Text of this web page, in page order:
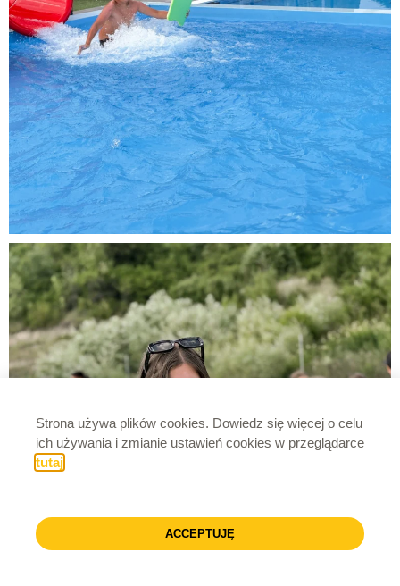
Strona używa plików cookies. Dowiedz się więcej o celu
ich używania i zmianie ustawień cookies w przeglądarce
tutaj
ACCEPTUJĘ